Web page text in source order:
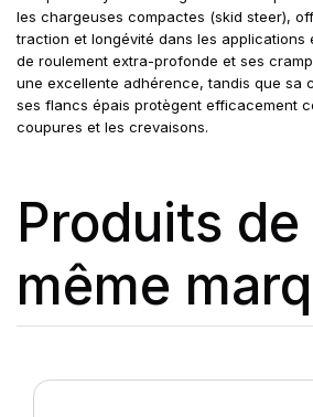
les chargeuses compactes (skid steer),
traction et longévité dans les applications
de roulement extra-profonde et ses
une excellente adhérence, tandis que sa
ses flancs épais protègent efficacement
coupures et les crevaisons.
Produits de
même